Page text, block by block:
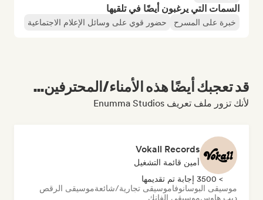
السمات التي يرغبون أيضًا في تلقيها
خبرة على المسرح حضور قوي على وسائل الإعلام الاجتماعية
قد تعجبك أيضًا هذه الأمناء/المحترفين...
لأنك تزور ملف تعريف Enumma Studios
Vokall Records
أمين قائمة التشغيل
> 3500 إجابة تم تقديمها
موسيقى البوسانوفاموسيقى تجارية/شائعةموسيقى الرقص
ديب هاوسموسيقى الفانك